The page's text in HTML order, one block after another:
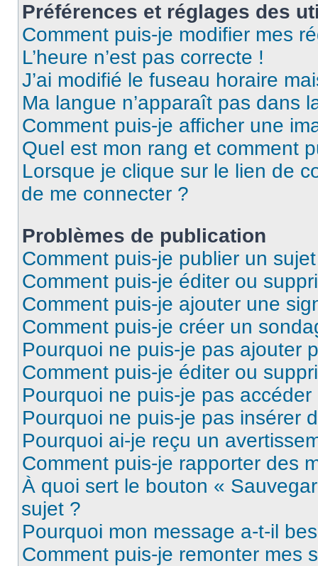
Préférences et réglages des
Comment puis-je modifier mes
L’heure n’est pas correcte !
J’ai modifié le fuseau horaire
Ma langue n’apparaît pas dans
Comment puis-je afficher une
Quel est mon rang et comment
Lorsque je clique sur le lien de
de me connecter ?
Problèmes de publication
Comment puis-je publier un
Comment puis-je éditer ou
Comment puis-je ajouter une
Comment puis-je créer un
Pourquoi ne puis-je pas ajouter
Comment puis-je éditer ou
Pourquoi ne puis-je pas
Pourquoi ne puis-je pas insérer
Pourquoi ai-je reçu un
Comment puis-je rapporter des
À quoi sert le bouton «
sujet ?
Pourquoi mon message a-t-il
Comment puis-je remonter mes